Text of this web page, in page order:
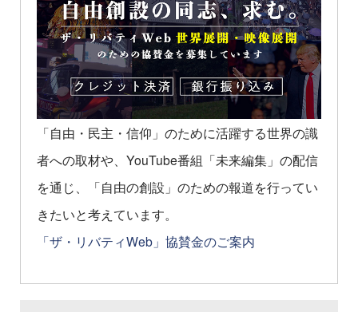
「自由・民主・信仰」のために活躍する世界の識
者への取材や、YouTube番組「未来編集」の配信
を通じ、「自由の創設」のための報道を行ってい
きたいと考えています。
「ザ・リバティWeb」協賛金のご案内